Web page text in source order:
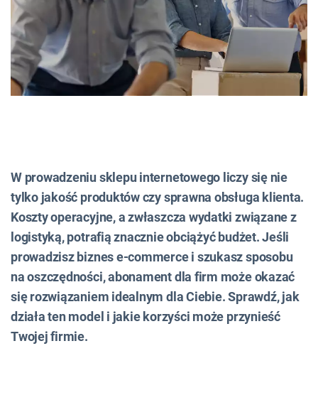
W prowadzeniu sklepu internetowego liczy się nie
tylko jakość produktów czy sprawna obsługa klienta.
Koszty operacyjne, a zwłaszcza wydatki związane z
logistyką, potrafią znacznie obciążyć budżet. Jeśli
prowadzisz biznes e-commerce i szukasz sposobu
na oszczędności, abonament dla firm może okazać
się rozwiązaniem idealnym dla Ciebie. Sprawdź, jak
działa ten model i jakie korzyści może przynieść
Twojej firmie.